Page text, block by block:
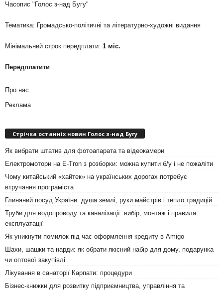
Часопис "Голос з-над Бугу"
Тематика: Громадсько-політичні та літературно-художні видання
Мінімальний строк передплати: 1 міс.
Передплатити
Про нас
Реклама
Стрічка останніх новин Голос з-над Бугу
Як вибрати штатив для фотоапарата та відеокамери
Електромотори на E-Tron з розборки: можна купити б/у і не пожаліти
Чому китайський «хайтек» на українських дорогах потребує
втручання програміста
Глиняний посуд України: душа землі, руки майстрів і тепло традицій
Труби для водопроводу та каналізації: вибір, монтаж і правила
експлуатації
Як уникнути помилок під час оформлення кредиту в Amigo
Шахи, шашки та нарди: як обрати якісний набір для дому, подарунка
чи оптової закупівлі
Лікування в санаторії Карпати: процедури
Бізнес-книжки для розвитку підприємництва, управління та